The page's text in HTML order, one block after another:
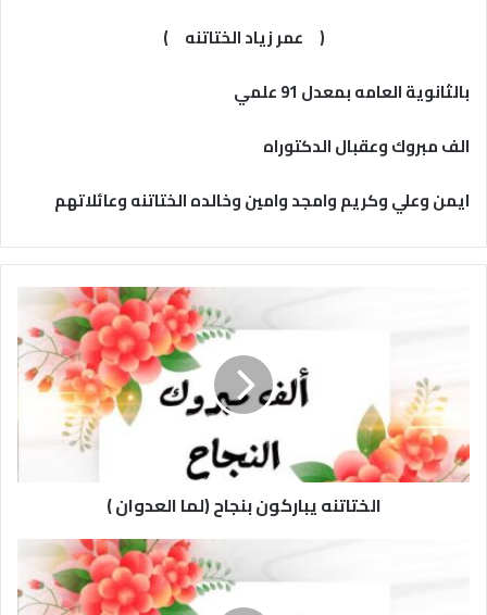
( عمر زياد الختاتنه )
بالثانوية العامه بمعدل 91 علمي
الف مبروك وعقبال الدكتوراه
ايمن وعلي وكريم وامجد وامين وخالده الختاتنه وعائلاتهم
ه
ي
الختاتنه يباركون بنجاح (لما العدوان )